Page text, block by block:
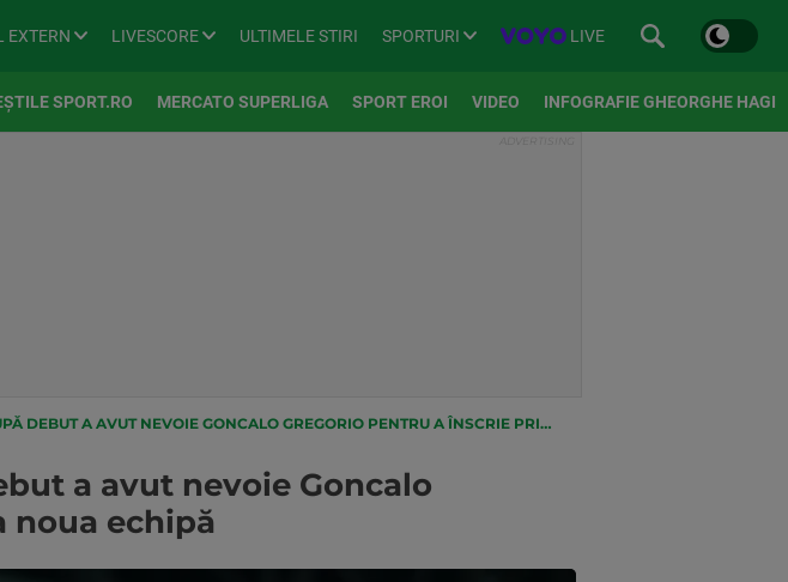
EXTERN LIVESCORE ULTIMELE STIRI SPORTURI LIVE
SPORT.RO MERCATO SUPERLIGA SPORT EROI VIDEO INFOGRAFIE GHEORGHE HAGI
A AVUT NEVOIE GONCALO GREGORIO PENTRU A ÎNSCRIE PRIMUL GOL LA NOUA ECHIPĂ
a avut nevoie Goncalo
noua echipă